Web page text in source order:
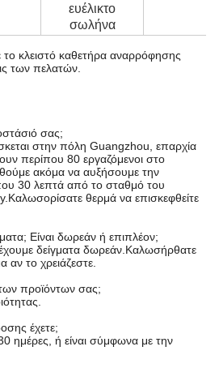
ευέλικτο
σωλήνα
κλειστό καθετήρα αναρρόφησης
των πελατών.
σας;
στην πόλη Guangzhou, επαρχία
περίπου 80 εργαζόμενοι στο
ακόμα να αυξήσουμε την
30 λεπτά από το σταθμό του
θερμά να επισκεφθείτε
Είναι δωρεάν ή επιπλέον;
δείγματα δωρεάν.Καλωσήρθατε
αν το χρειάζεστε.
προϊόντων σας;
έχετε;
ημέρες, ή είναι σύμφωνα με την